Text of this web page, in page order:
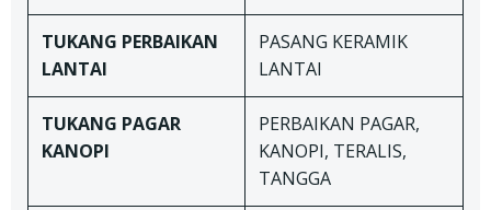
TUKANG PERBAIKAN
LANTAI
PASANG KERAMIK
LANTAI
TUKANG PAGAR
KANOPI
PERBAIKAN PAGAR,
KANOPI, TERALIS,
TANGGA